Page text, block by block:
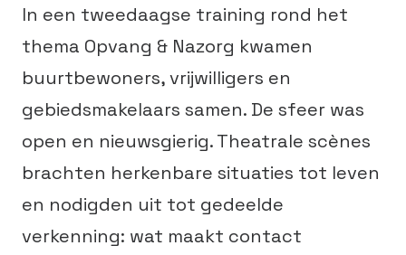
In een tweedaagse training rond het
thema Opvang & Nazorg kwamen
buurtbewoners, vrijwilligers en
gebiedsmakelaars samen. De sfeer was
open en nieuwsgierig. Theatrale scènes
brachten herkenbare situaties tot leven
en nodigden uit tot gedeelde
verkenning: wat maakt contact